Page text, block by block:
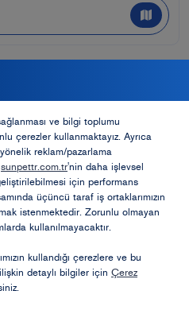
ve bilgi toplumu
çerezler kullanmaktayız. Ayrıca
reklam/pazarlama
sunpettr.com.tr'nin daha işlevsel
için performans
üçüncü taraf iş ortaklarımızın
istenmektedir. Zorunlu olmayan
kullanılmayacaktır.
kullandığı çerezlere ve bu
detaylı bilgiler için Çerez
Formu
Projeleri